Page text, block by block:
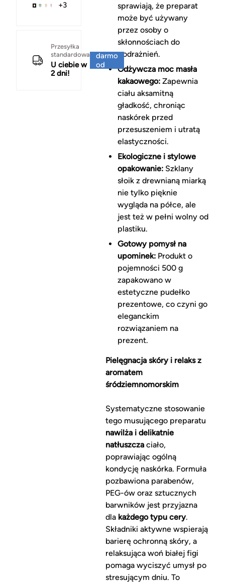
+3
Przesyłka
standardowa
U ciebie w
2 dni!
darmo
od
sprawiają, że preparat
może być używany
przez osoby o
skłonnościach do
podrażnień.
Odżywcza moc masła
kakaowego:Zapewnia
ciału aksamitną
gładkość, chroniąc
naskórek przed
przesuszeniem i utratą
elastyczności.
Ekologiczne i stylowe
opakowanie:Szklany
słoik z drewnianą miarką
nie tylko pięknie
wygląda na półce, ale
jest też w pełni wolny od
plastiku.
Gotowy pomysł na
upominek:Produkt o
pojemności 500 g
zapakowano w
estetyczne pudełko
prezentowe, co czyni go
eleganckim
rozwiązaniem na
prezent.
Pielęgnacja skóry i relaks z
aromatem
śródziemnomorskim
Systematyczne stosowanie
tego musującego preparatu
nawilża i delikatnie
natłuszczaciało,
poprawiając ogólną
kondycję naskórka. Formuła
pozbawiona parabenów,
PEG-ów oraz sztucznych
barwników jest przyjazna
dla każdego typu cery.
Składniki aktywne wspierają
barierę ochronną skóry, a
relaksująca woń białej figi
pomaga wyciszyć umysł po
stresującym dniu. To